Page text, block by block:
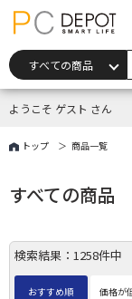
ようこそ ゲスト さん
トップ 商品一覧
すべての商品
検索結果：1258件中
おすすめ順 価格が